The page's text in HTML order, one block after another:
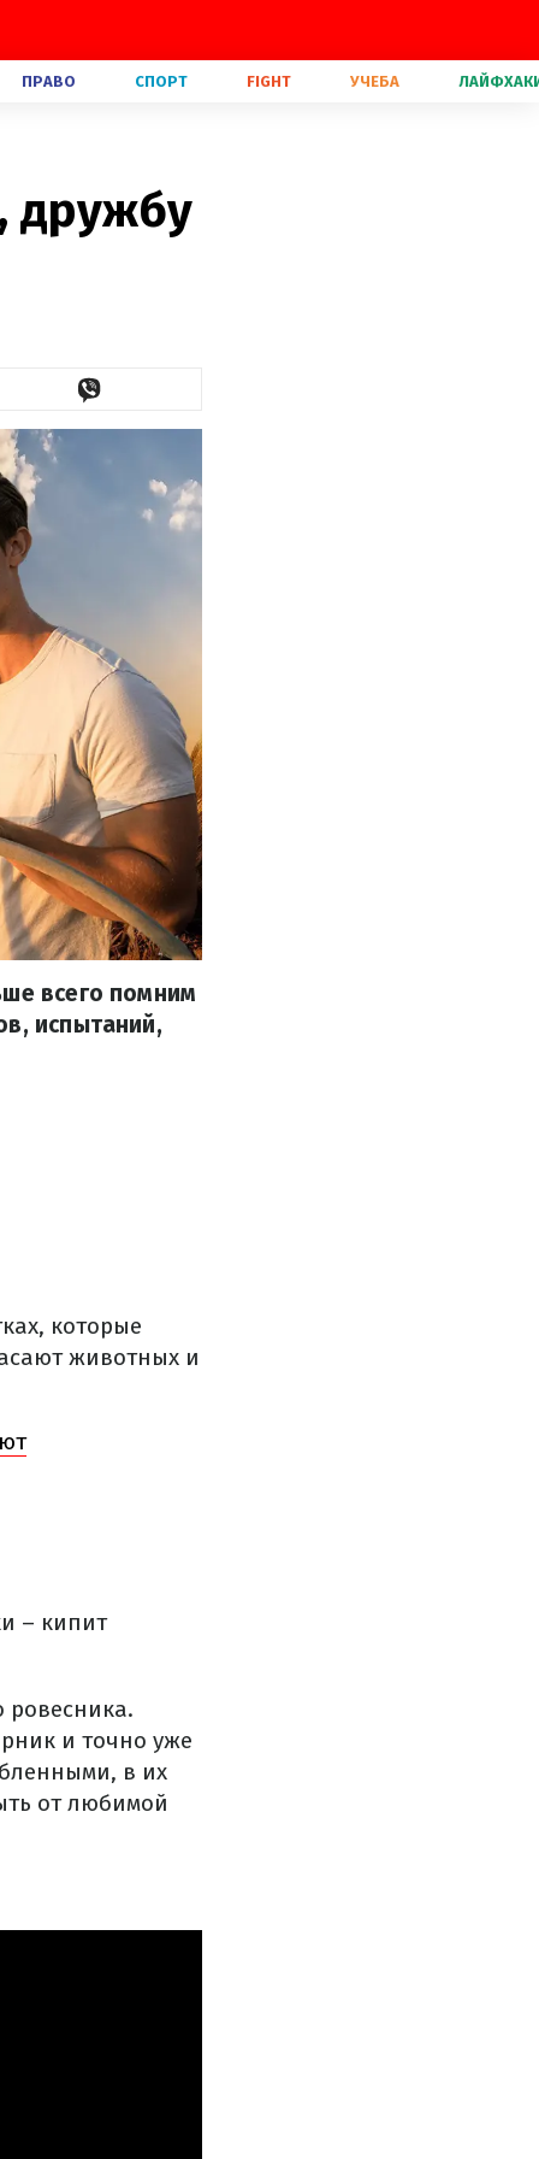
ПРАВО СПОРТ FIGHT УЧЕБА
дружбу
всего помним
испытаний,
которые
животных и
– кипит
ровесника.
и точно уже
в их
от любимой